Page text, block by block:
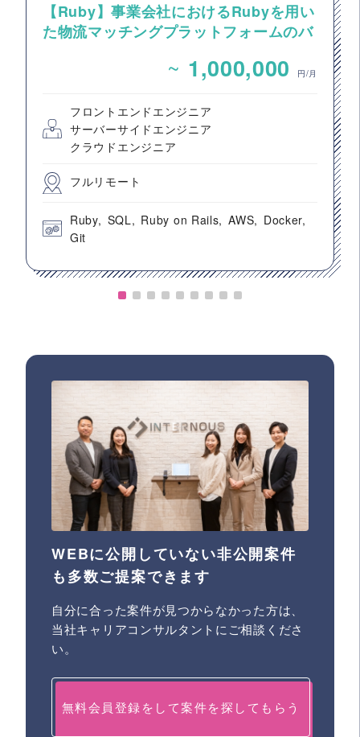
【Ruby】事業会社におけるRubyを用い
た物流マッチングプラットフォームのバ
~ 1,000,000 円/月
フロントエンドエンジニア
サーバーサイドエンジニア
クラウドエンジニア
フルリモート
Ruby SQL Ruby on Rails AWS
Docker
Git
WEBに公開していない非公開案件
も多数ご提案できます
自分に合った案件が見つからなかった方は、
当社キャリアコンサルタントにご相談くださ
い。
無料会員登録をして案件を探してもらう